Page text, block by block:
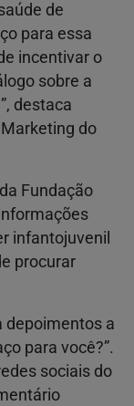
de
para essa
incentivar o
sobre a
destaca
do
Fundação
infantojuvenil
procurar
depoimentos a
para você?”.
sociais do